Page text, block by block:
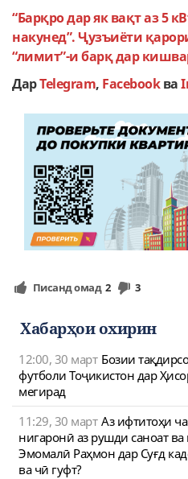
“Барқро дар як вақт аз 5
накунед”. Ҷузъиёти
“лимит”-и барқ дар
ДарTelegram, Facebookва
Писанд омад 2 3
Хабарҳои охирин
12:00, 30 март Бозии
футболи Тоҷикистон дар
мегирад
11:29, 30 март Аз ифтитоҳи
нигаронӣ аз рушди саноат
Эмомалӣ Раҳмон дар Суғд
ва чӣ гуфт?